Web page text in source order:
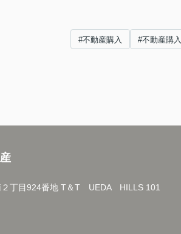
#不動産購入 #不動産購入
２丁目924番地 T＆T UEDA HILLS 101